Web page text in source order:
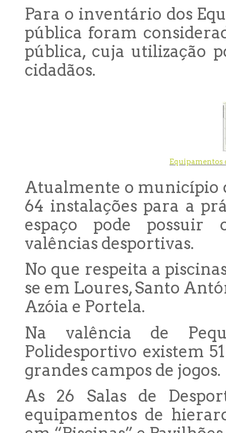
Para o inventário dos
pública foram
pública, cuja utilização
cidadãos.
Equipamentos
Atualmente o município
64 instalações para a
espaço pode possuir
valências desportivas.
No que respeita a
se em Loures, Santo
Azóia e Portela.
Na valência de
Polidesportivo existem
grandes campos de jogos.
As 26 Salas de
equipamentos de